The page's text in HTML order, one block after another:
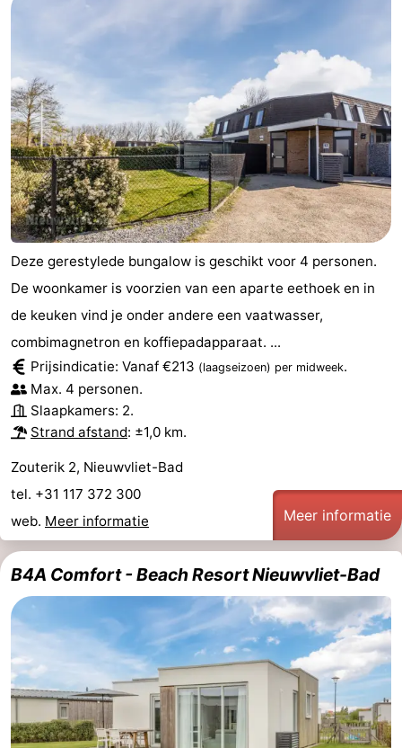
Deze gerestylede bungalow is geschikt voor 4 personen.
De woonkamer is voorzien van een aparte eethoek en in
de keuken vind je onder andere een vaatwasser,
combimagnetron en koffiepadapparaat. ...
Prijsindicatie: Vanaf €213 (laagseizoen) per midweek.
Max. 4 personen.
Slaapkamers: 2.
Strand afstand: ±1,0 km.
Zouterik 2, Nieuwvliet-Bad
tel. +31 117 372 300
web. Meer informatie Meer informatie
B4A Comfort - Beach Resort Nieuwvliet-Bad